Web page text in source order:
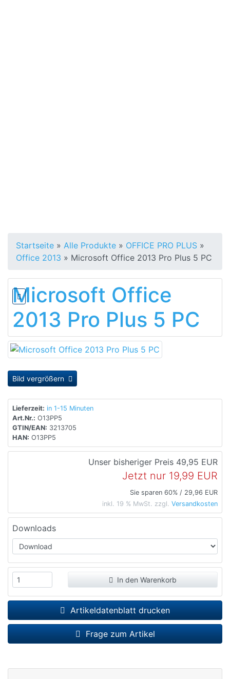
Startseite » Alle Produkte » OFFICE PRO PLUS »
Office 2013 » Microsoft Office 2013 Pro Plus 5 PC
Microsoft Office
2013 Pro Plus 5 PC
Bild vergrößern
Lieferzeit: in 1-15 Minuten
Art.Nr.: O13PP5
GTIN/EAN: 3213705
HAN: O13PP5
Unser bisheriger Preis 49,95 EUR
Jetzt nur 19,99 EUR
Sie sparen 60% / 29,96 EUR
inkl. 19 % MwSt. zzgl. Versandkosten
Downloads
In den Warenkorb
Artikeldatenblatt drucken
Frage zum Artikel